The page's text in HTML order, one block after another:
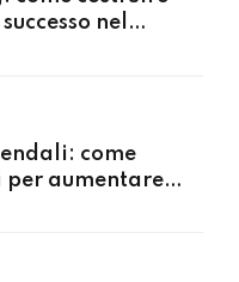
nel
come
aumentare